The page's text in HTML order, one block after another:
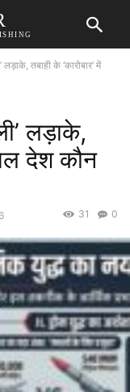
तबाही के ‘कारोबार’ में
लड़ाके,
देश कौन
0
31